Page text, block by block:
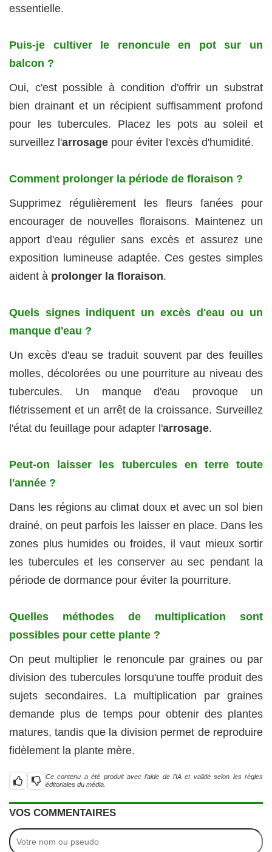
essentielle.
Puis-je cultiver le renoncule en pot sur un
balcon ?
Oui, c'est possible à condition d'offrir un substrat
bien drainant et un récipient suffisamment profond
pour les tubercules. Placez les pots au soleil et
surveillez l'arrosage pour éviter l'excès d'humidité.
Comment prolonger la période de floraison ?
Supprimez régulièrement les fleurs fanées pour
encourager de nouvelles floraisons. Maintenez un
apport d'eau régulier sans excès et assurez une
exposition lumineuse adaptée. Ces gestes simples
aident à prolonger la floraison.
Quels signes indiquent un excès d'eau ou un
manque d'eau ?
Un excès d'eau se traduit souvent par des feuilles
molles, décolorées ou une pourriture au niveau des
tubercules. Un manque d'eau provoque un
flétrissement et un arrêt de la croissance. Surveillez
l'état du feuillage pour adapter l'arrosage.
Peut-on laisser les tubercules en terre toute
l'année ?
Dans les régions au climat doux et avec un sol bien
drainé, on peut parfois les laisser en place. Dans les
zones plus humides ou froides, il vaut mieux sortir
les tubercules et les conserver au sec pendant la
période de dormance pour éviter la pourriture.
Quelles méthodes de multiplication sont
possibles pour cette plante ?
On peut multiplier le renoncule par graines ou par
division des tubercules lorsqu'une touffe produit des
sujets secondaires. La multiplication par graines
demande plus de temps pour obtenir des plantes
matures, tandis que la division permet de reproduire
fidèlement la plante mère.
Ce contenu a été produit avec l’aide de l’IA et validé selon les règles
éditoriales du média.
VOS COMMENTAIRES